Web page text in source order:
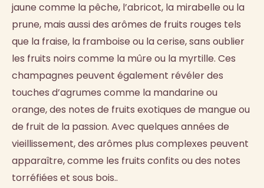
jaune comme la pêche, l’abricot, la mirabelle ou la
prune, mais aussi des arômes de fruits rouges tels
que la fraise, la framboise ou la cerise, sans oublier
les fruits noirs comme la mûre ou la myrtille. Ces
champagnes peuvent également révéler des
touches d’agrumes comme la mandarine ou
orange, des notes de fruits exotiques de mangue ou
de fruit de la passion. Avec quelques années de
vieillissement, des arômes plus complexes peuvent
apparaître, comme les fruits confits ou des notes
torréfiées et sous bois..